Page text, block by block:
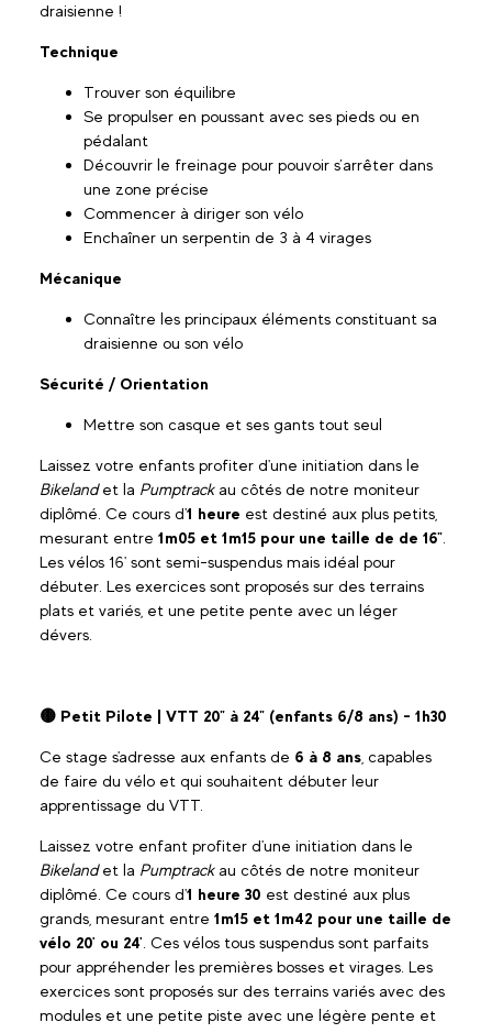
draisienne !
Technique
Trouver son équilibre
Se propulser en poussant avec ses pieds ou en
pédalant
Découvrir le freinage pour pouvoir s’arrêter dans
une zone précise
Commencer à diriger son vélo
Enchaîner un serpentin de 3 à 4 virages
Mécanique
Connaître les principaux éléments constituant sa
draisienne ou son vélo
Sécurité / Orientation
Mettre son casque et ses gants tout seul
Laissez votre enfants profiter d'une initiation dans le
Bikelandet la Pumptrackau côtés de notre moniteur
diplômé. Ce cours d'1 heure est destiné aux plus petits,
mesurant entre 1m05 et 1m15 pour une taille de de 16"
Les vélos 16' sont semi-suspendus mais idéal pour
débuter. Les exercices sont proposés sur des terrains
plats et variés, et une petite pente avec un léger
dévers.
🟡 Petit Pilote | VTT 20" à 24" (enfants 6/8 ans) - 1h30
Ce stage s'adresse aux enfants de 6 à 8 ans , capables
de faire du vélo et qui souhaitent débuter leur
apprentissage du VTT.
Laissez votre enfant profiter d'une initiation dans le
Bikelandet la Pumptrackau côtés de notre moniteur
diplômé. Ce cours d'1 heure 30 est destiné aux plus
grands, mesurant entre 1m15 et 1m42 pour une taille de
vélo 20' ou 24' . Ces vélos tous suspendus sont parfaits
pour appréhender les premières bosses et virages. Les
exercices sont proposés sur des terrains variés avec des
modules et une petite piste avec une légère pente et